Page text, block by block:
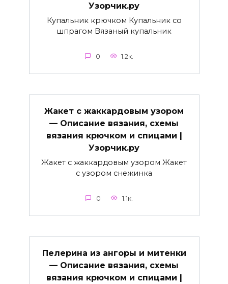
Узорчик.ру
Купальник крючком Купальник со
шпрагом Вязаный купальник
0 1.2к.
Жакет с жаккардовым узором
— Описание вязания, схемы
вязания крючком и спицами |
Узорчик.ру
Жакет с жаккардовым узором Жакет
с узором снежинка
0 1.1к.
Пелерина из ангоры и митенки
— Описание вязания, схемы
вязания крючком и спицами |